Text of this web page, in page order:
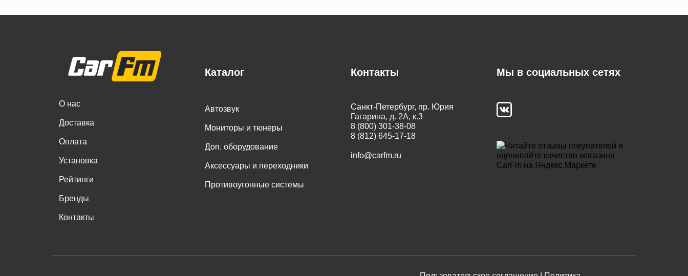
О нас
Доставка
Оплата
Установка
Рейтинги
Бренды
Контакты
Каталог
Автозвук
Мониторы и тюнеры
Доп. оборудование
Аксессуары и переходники
Противоугонные системы
Контакты
Санкт-Петербург, пр. Юрия
Гагарина, д. 2А, к.3
8 (800) 301-38-08
8 (812) 645-17-18
info@carfm.ru
Мы в социальных сетях